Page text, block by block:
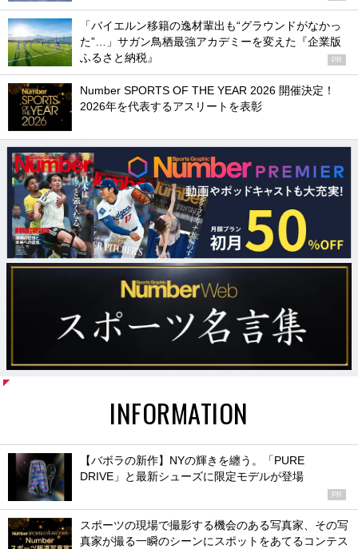
「バイエルン移籍の逸材輩出も“グラウンドがなかっ
た”…」サガン鳥栖最強アカデミーを変えた『企業版
ふるさと納税』
PR
Number SPORTS OF THE YEAR 2026 開催決定！
2026年を代表するアスリートを表彰
INFORMATION
【バボラの新作】NYの輝きを纏う。「PURE
DRIVE」と最新シューズに限定モデルが登場
PR
スポーツの現場で撮影する機会のある写真家、その写
真家が撮る一瞬のシーンにスポットをあてるコンテス